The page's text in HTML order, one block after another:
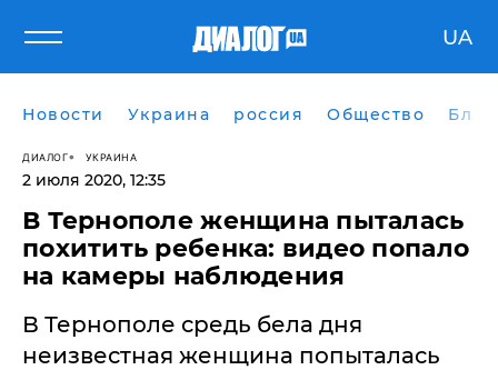
UA
Новости Украина россия Общество
ДИАЛОГ УКРАИНА
2 июля 2020, 12:35
В Тернополе женщина пыталась
похитить ребенка: видео попало
на камеры наблюдения
В Тернополе средь бела дня
неизвестная женщина попыталась